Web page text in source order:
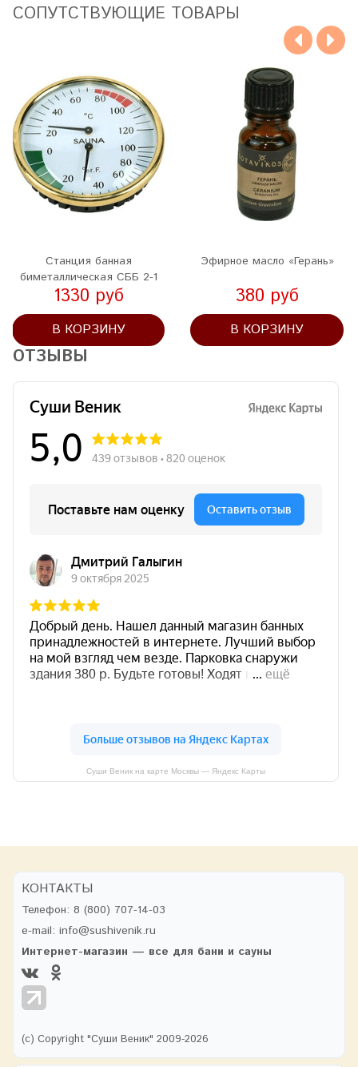
CОПУТСТВУЮЩИЕ ТОВАРЫ
Станция банная
биметаллическая СББ 2-1
1330 руб
В КОРЗИНУ
Эфирное масло «Герань»
380 руб
В КОРЗИНУ
ОТЗЫВЫ
Суши Веник на карте Москвы — Яндекс Карты
КОНТАКТЫ
Телефон: 8 (800) 707-14-03
e-mail: info@sushivenik.ru
Интернет-магазин — все для бани и сауны
(с) Copyright "Суши Веник" 2009-2026